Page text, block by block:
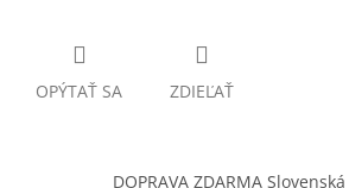
OPÝTAŤ SA ZDIEĽAŤ
DOPRAVA ZDARMA